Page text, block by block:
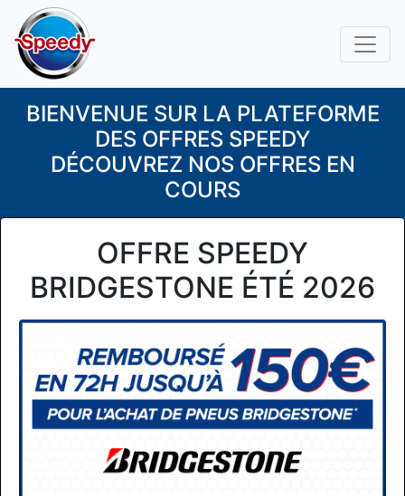
BIENVENUE SUR LA PLATEFORME
DES OFFRES SPEEDY
DÉCOUVREZ NOS OFFRES EN
COURS
OFFRE SPEEDY
BRIDGESTONE ÉTÉ 2026